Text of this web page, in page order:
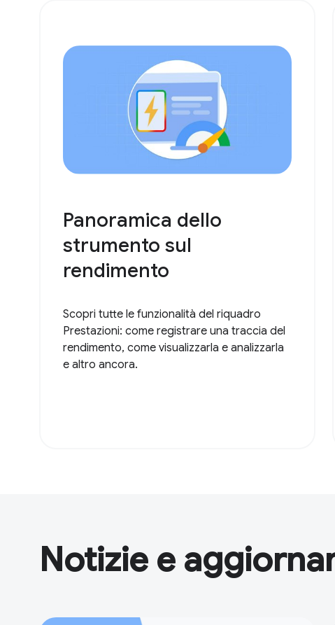
Panoramica dello
strumento sul
rendimento
Scopri tutte le funzionalità del riquadro
Prestazioni: come registrare una traccia del
rendimento, come visualizzarla e analizzarla
e altro ancora.
Notizie e